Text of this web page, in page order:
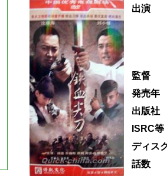
出演
監督
発売年
出版社
ISRC等
ディス
話数